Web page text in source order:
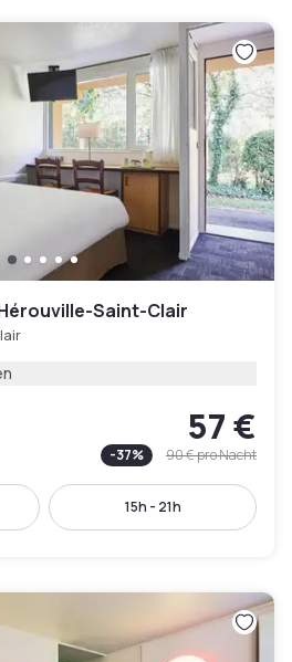
Saint-Clair
57 €
-37% 90 €pro Nacht
15h - 21h